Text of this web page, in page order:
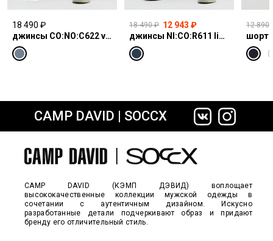
сайте СДЭК
м. Киевская, г. Москва, Площадь
Киевского Вокзала, 2
график работы: пн-чт 10:00–22:00;
пт,сб 10:00–23:00; вс 10:00–22:00
Обязательно
звоните нам,
18 490 ₽
джинсы CO:NO:C622 vintage blue print
18 490 ₽ 12 943 ₽
джинсы NI:CO:R611 light vintage print jogg
12 890
CAMP DAVID | SOCCX
CAMP DAVID (КЭМП ДЭВИД) воплощает
высококачественные коллекции мужской одежды в
сочетании с аутентичным дизайном. Искусно
разработанные детали подчеркивают образ и придают
бренду его отличительный стиль.